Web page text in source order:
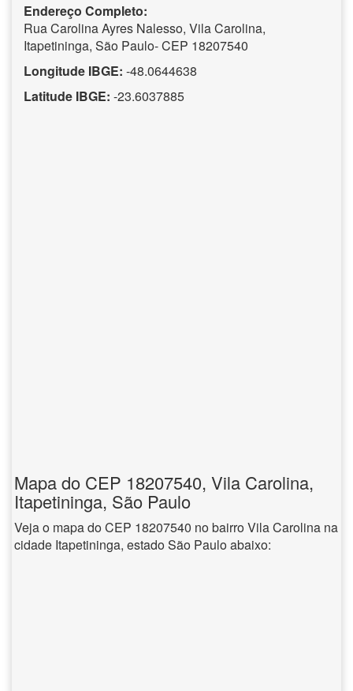
Endereço Completo:
Rua Carolina Ayres Nalesso, Vila Carolina,
Itapetininga, São Paulo- CEP 18207540
Longitude IBGE: -48.0644638
Latitude IBGE: -23.6037885
Mapa do CEP 18207540, Vila Carolina,
Itapetininga, São Paulo
Veja o mapa do CEP 18207540 no bairro Vila Carolina na
cidade Itapetininga, estado São Paulo abaixo: